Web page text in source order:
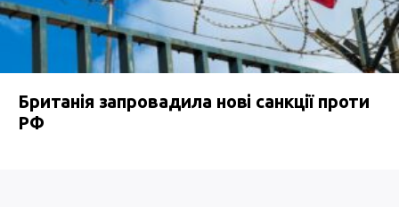
Британія запровадила нові санкції проти
РФ